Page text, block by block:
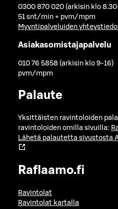
0300 870 020 (arkisin klo
51 snt/min + pvm/mpm
Myyntipalveluiden
Asiakasomistajapalvelu
010 76 5858 (arkisin klo 9-16)
pvm/mpm
Palaute
Yksittäisten ravintoloiden
ravintoloiden omilla sivuilla:
Lähetä palautetta sivustosta
Raflaamo.fi
Ravintolat
Ravintolat kartalla